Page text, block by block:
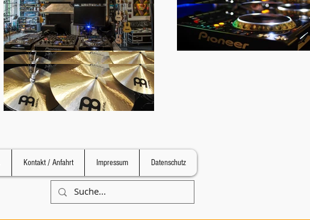
Kontakt / Anfahrt Impressum Datenschutz